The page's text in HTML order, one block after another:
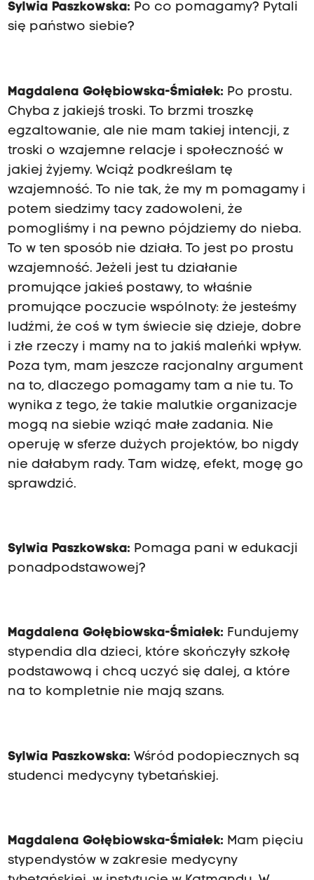
Sylwia Paszkowska: Po co pomagamy? Pytali
się państwo siebie?
Magdalena Gołębiowska-Śmiałek: Po prostu.
Chyba z jakiejś troski. To brzmi troszkę
egzaltowanie, ale nie mam takiej intencji, z
troski o wzajemne relacje i społeczność w
jakiej żyjemy. Wciąż podkreślam tę
wzajemność. To nie tak, że my m pomagamy i
potem siedzimy tacy zadowoleni, że
pomogliśmy i na pewno pójdziemy do nieba.
To w ten sposób nie działa. To jest po prostu
wzajemność. Jeżeli jest tu działanie
promujące jakieś postawy, to właśnie
promujące poczucie wspólnoty: że jesteśmy
ludźmi, że coś w tym świecie się dzieje, dobre
i złe rzeczy i mamy na to jakiś maleńki wpływ.
Poza tym, mam jeszcze racjonalny argument
na to, dlaczego pomagamy tam a nie tu. To
wynika z tego, że takie malutkie organizacje
mogą na siebie wziąć małe zadania. Nie
operuję w sferze dużych projektów, bo nigdy
nie dałabym rady. Tam widzę, efekt, mogę go
sprawdzić.
Sylwia Paszkowska: Pomaga pani w edukacji
ponadpodstawowej?
Magdalena Gołębiowska-Śmiałek: Fundujemy
stypendia dla dzieci, które skończyły szkołę
podstawową i chcą uczyć się dalej, a które
na to kompletnie nie mają szans.
Sylwia Paszkowska: Wśród podopiecznych są
studenci medycyny tybetańskiej.
Magdalena Gołębiowska-Śmiałek: Mam pięciu
stypendystów w zakresie medycyny